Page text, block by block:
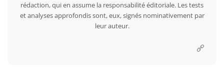
rédaction, qui en assume la responsabilité éditoriale. Les tests
et analyses approfondis sont, eux, signés nominativement par
leur auteur.